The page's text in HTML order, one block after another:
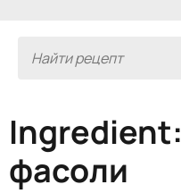
Ingredient:
фасоли